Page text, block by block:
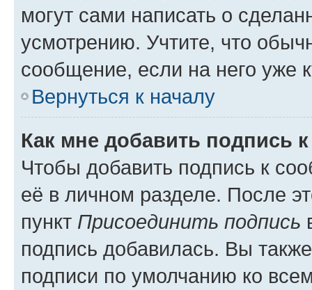
могут сами написать о
усмотрению. Учтите, что
сообщение, если на него уже
Вернуться к началу
Как мне добавить подпись
Чтобы добавить подпись к
её в личном разделе. После
пункт Присоединить подпись
подпись добавилась. Вы
подписи по умолчанию ко